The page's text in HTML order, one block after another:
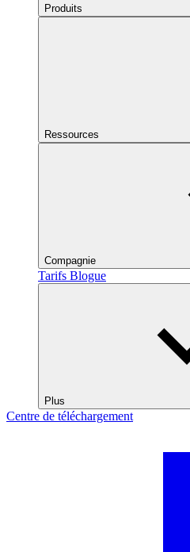
Produits
Ressources
Compagnie
Tarifs Blogue
Plus
Centre de téléchargement